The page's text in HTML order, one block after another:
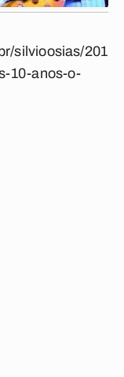
silvioosias/201
10-anos-o-